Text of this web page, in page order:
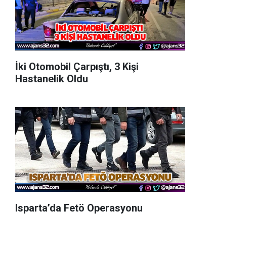
İki Otomobil Çarpıştı, 3 Kişi
Hastanelik Oldu
Isparta’da Fetö Operasyonu